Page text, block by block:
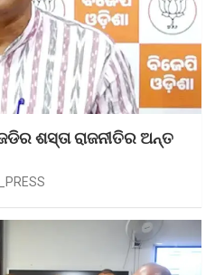
ଶସ୍ତା ରାଜନୀତିର ଅନ୍ତ